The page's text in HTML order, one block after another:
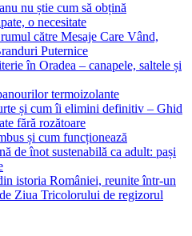
nu știe cum să obțină
o necesitate
către Mesaje Care Vând,
Puternice
în Oradea – canapele, saltele și
termoizolante
și cum îi elimini definitiv – Ghid
fără rozătoare
și cum funcționează
de înot sustenabilă ca adult: pași
istoria României, reunite într-un
Ziua Tricolorului de regizorul